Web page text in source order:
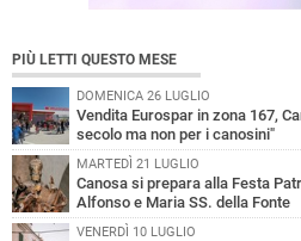
PIÙ LETTI QUESTO MESE
DOMENICA 26 LUGLIO
Vendita Eurospar in zona 167,
secolo ma non per i canosini"
MARTEDÌ 21 LUGLIO
Canosa si prepara alla Festa
Alfonso e Maria SS. della Fonte
VENERDÌ 10 LUGLIO